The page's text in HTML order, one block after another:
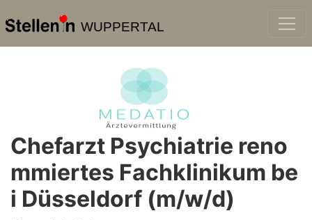
WUPPERTAL
Chefarzt Psychiatrie reno
mmiertes Fachklinikum be
i Düsseldorf (m/w/d)